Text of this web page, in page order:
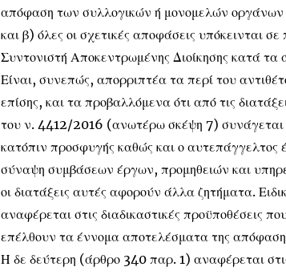
απόφαση των συλλογικών ή μονομελών
και β) όλες οι σχετικές αποφάσεις υπόκεινται
Συντονιστή Αποκεντρωμένης Διοίκησης κατά
Είναι, συνεπώς, απορριπτέα τα περί του
επίσης, και τα προβαλλόμενα ότι από τις
του ν. 4412/2016 (ανωτέρω σκέψη 7) συνάγεται
κατόπιν προσφυγής καθώς και ο αυτεπάγγελτος
σύναψη συμβάσεων έργων, προμηθειών και
οι διατάξεις αυτές αφορούν άλλα ζητήματα.
αναφέρεται στις διαδικαστικές προϋποθέσεις
επέλθουν τα έννομα αποτελέσματα της
Η δε δεύτερη (άρθρο 340 παρ. 1) αναφέρεται